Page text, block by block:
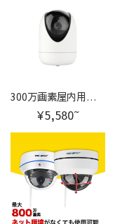
300万画素屋内用赤外線暗視型カメラ Z-A5
¥5,580~